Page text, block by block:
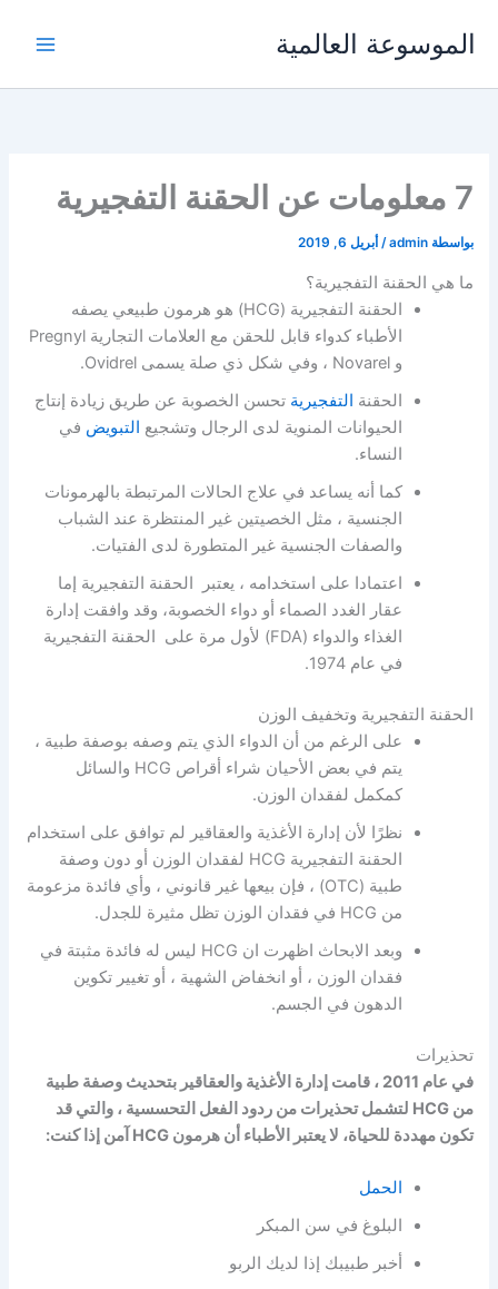
الموسوعة العالمية
7 معلومات عن الحقنة التفجيرية
بواسطة admin
/ أبريل 6, 2019
ما هي الحقنة التفجيرية؟
الحقنة التفجيرية (HCG) هو هرمون طبيعي يصفه
الأطباء كدواء قابل للحقن مع العلامات التجارية Pregnyl
و Novarel ، وفي شكل ذي صلة يسمى Ovidrel.
الحقنة التفجيرية تحسن الخصوبة عن طريق زيادة إنتاج
الحيوانات المنوية لدى الرجال وتشجيع التبويض في
النساء.
كما أنه يساعد في علاج الحالات المرتبطة بالهرمونات
الجنسية ، مثل الخصيتين غير المنتظرة عند الشباب
والصفات الجنسية غير المتطورة لدى الفتيات.
اعتمادا على استخدامه ، يعتبر الحقنة التفجيرية إما
عقار الغدد الصماء أو دواء الخصوبة، وقد وافقت إدارة
الغذاء والدواء (FDA) لأول مرة على الحقنة التفجيرية
في عام 1974.
الحقنة التفجيرية وتخفيف الوزن
على الرغم من أن الدواء الذي يتم وصفه بوصفة طبية ،
يتم في بعض الأحيان شراء أقراص HCG والسائل
كمكمل لفقدان الوزن.
نظرًا لأن إدارة الأغذية والعقاقير لم توافق على استخدام
الحقنة التفجيرية HCG لفقدان الوزن أو دون وصفة
طبية (OTC) ، فإن بيعها غير قانوني ، وأي فائدة مزعومة
من HCG في فقدان الوزن تظل مثيرة للجدل.
وبعد الابحاث اظهرت ان HCG ليس له فائدة مثبتة في
فقدان الوزن ، أو انخفاض الشهية ، أو تغيير تكوين
الدهون في الجسم.
تحذيرات
في عام 2011 ، قامت إدارة الأغذية والعقاقير بتحديث وصفة طبية
من HCG لتشمل تحذيرات من ردود الفعل التحسسية ، والتي قد
تكون مهددة للحياة، لا يعتبر الأطباء أن هرمون HCG آمن إذا كنت:
الحمل
البلوغ في سن المبكر
أخبر طبيبك إذا لديك الربو